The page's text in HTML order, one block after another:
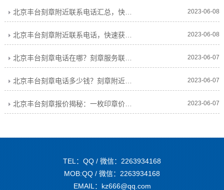
北京丰台刻章附近联系电话汇总，快速查找所需联系方式 2023-06-08
北京丰台刻章附近联系电话，快速获取刻章信息 2023-06-08
北京丰台刻章电话在哪？刻章服务联系方式汇总！ 2023-06-07
北京丰台刻章电话多少钱？刻章附近更佳价格电话查询！ 2023-06-07
北京丰台刻章报价揭秘：一枚印章价格有多少种情况？ 2023-06-07
TEL：QQ / 微信：2263934168
MOB:QQ / 微信：2263934168
EMAIL：kz666@qq.com